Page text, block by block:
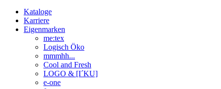
Kataloge
Karriere
Eigenmarken
me:tex
Logisch Öko
mmmhh...
Cool and Fresh
LOGO & [I´KU]
e-one